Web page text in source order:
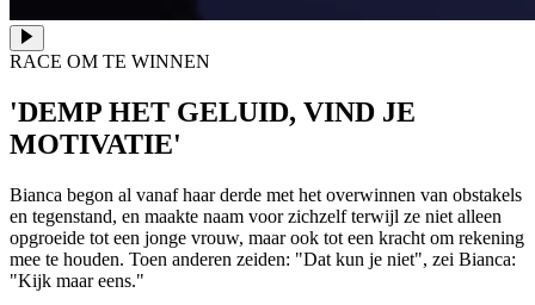
RACE OM TE WINNEN
'DEMP HET GELUID, VIND JE
MOTIVATIE'
Bianca begon al vanaf haar derde met het overwinnen van obstakels
en tegenstand, en maakte naam voor zichzelf terwijl ze niet alleen
opgroeide tot een jonge vrouw, maar ook tot een kracht om rekening
mee te houden. Toen anderen zeiden: "Dat kun je niet", zei Bianca:
"Kijk maar eens."